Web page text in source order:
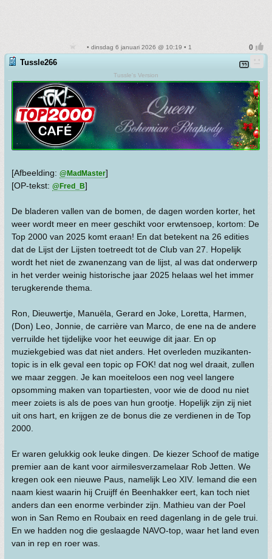
• dinsdag 6 januari 2026 @ 10:19 • 1
Tussle266
Tussle's Version
[Afbeelding: @MadMaster]
[OP-tekst: @Fred_B]
De bladeren vallen van de bomen, de dagen worden korter, het
weer wordt meer en meer geschikt voor erwtensoep, kortom: De
Top 2000 van 2025 komt eraan! En dat betekent na 26 edities
dat de Lijst der Lijsten toetreedt tot de Club van 27. Hopelijk
wordt het niet de zwanenzang van de lijst, al was dat onderwerp
in het verder weinig historische jaar 2025 helaas wel het immer
terugkerende thema.
Ron, Dieuwertje, Manuëla, Gerard en Joke, Loretta, Harmen,
(Don) Leo, Jonnie, de carrière van Marco, de ene na de andere
verruilde het tijdelijke voor het eeuwige dit jaar. En op
muziekgebied was dat niet anders. Het overleden muzikanten-
topic is in elk geval een topic op FOK! dat nog wel draait, zullen
we maar zeggen. Je kan moeiteloos een nog veel langere
opsomming maken van topartiesten, voor wie de dood nu niet
meer zoiets is als de poes van hun grootje. Hopelijk zijn zij niet
uit ons hart, en krijgen ze de bonus die ze verdienen in de Top
2000.
Er waren gelukkig ook leuke dingen. De kiezer Schoof de matige
premier aan de kant voor airmilesverzamelaar Rob Jetten. We
kregen ook een nieuwe Paus, namelijk Leo XIV. Iemand die een
naam kiest waarin hij Cruijff én Beenhakker eert, kan toch niet
anders dan een enorme verbinder zijn. Mathieu van der Poel
won in San Remo en Roubaix en reed dagenlang in de gele trui.
En we hadden nog die geslaagde NAVO-top, waar het land even
van in rep en roer was.